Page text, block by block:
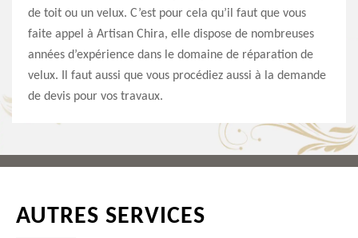
de toit ou un velux. C’est pour cela qu’il faut que vous
faite appel à Artisan Chira, elle dispose de nombreuses
années d’expérience dans le domaine de réparation de
velux. Il faut aussi que vous procédiez aussi à la demande
de devis pour vos travaux.
AUTRES SERVICES